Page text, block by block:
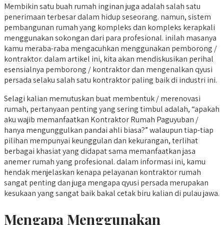
Membikin satu buah rumah inginan juga adalah salah satu
penerimaan terbesar dalam hidup seseorang. namun, sistem
pembangunan rumah yang kompleks dan kompleks kerapkali
menggunakan sokongan dari para profesional. inilah masanya
kamu meraba-raba mengacuhkan menggunakan pemborong /
kontraktor. dalam artikel ini, kita akan mendiskusikan perihal
esensialnya pemborong / kontraktor dan mengenalkan qyusi
persada selaku salah satu kontraktor paling baik di industri ini.
Selagi kalian memutuskan buat membentuk / merenovasi
rumah, pertanyaan penting yang sering timbul adalah, “apakah
aku wajib memanfaatkan Kontraktor Rumah Paguyuban /
hanya mengunggulkan pandai ahli biasa?” walaupun tiap-tiap
pilihan mempunyai keunggulan dan kekurangan, terlihat
berbagai khasiat yang didapat sama memanfaatkan jasa
anemer rumah yang profesional. dalam informasi ini, kamu
hendak menjelaskan kenapa pelayanan kontraktor rumah
sangat penting dan juga mengapa qyusi persada merupakan
kesukaan yang sangat baik bakal cetak biru kalian di pulau jawa.
Mengapa Menggunakan